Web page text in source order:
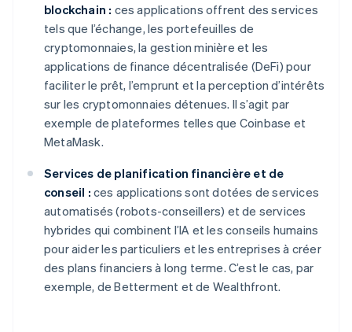
blockchain : ces applications offrent des services
tels que l’échange, les portefeuilles de
cryptomonnaies, la gestion minière et les
applications de finance décentralisée (DeFi) pour
faciliter le prêt, l’emprunt et la perception d’intérêts
sur les cryptomonnaies détenues. Il s’agit par
exemple de plateformes telles que Coinbase et
MetaMask.
Services de planification financière et de
conseil : ces applications sont dotées de services
automatisés (robots-conseillers) et de services
hybrides qui combinent l’IA et les conseils humains
pour aider les particuliers et les entreprises à créer
des plans financiers à long terme. C’est le cas, par
exemple, de Betterment et de Wealthfront.